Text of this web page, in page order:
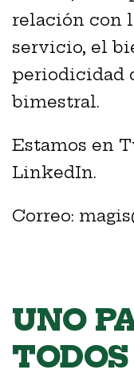
relación con
servicio, el
periodicidad
bimestral.
Estamos en
LinkedIn.
Correo:
UNO